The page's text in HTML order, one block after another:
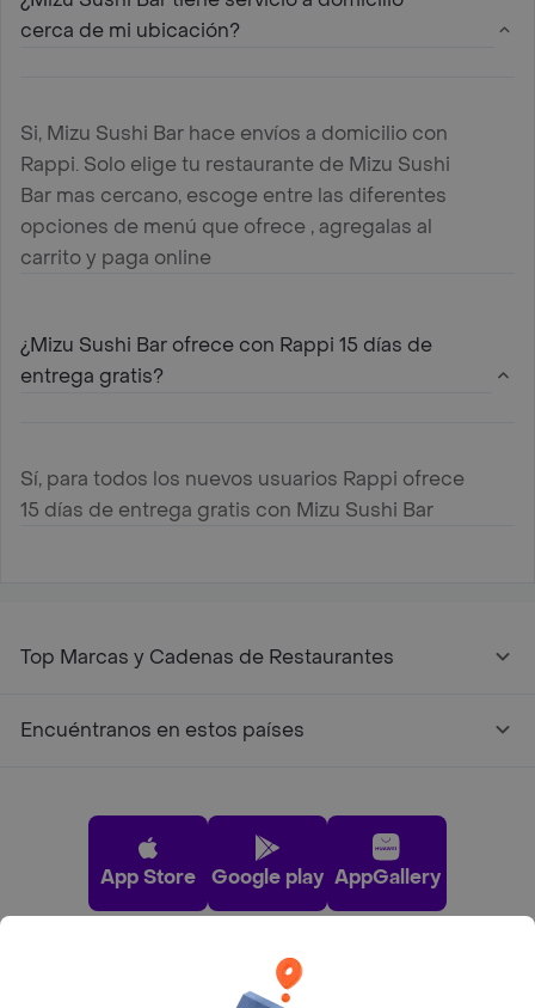
cerca de mi ubicación?
Si, Mizu Sushi Bar hace envíos a domicilio con
Rappi. Solo elige tu restaurante de Mizu Sushi
Bar mas cercano, escoge entre las diferentes
opciones de menú que ofrece , agregalas al
carrito y paga online
¿Mizu Sushi Bar ofrece con Rappi 15 días de
entrega gratis?
Sí, para todos los nuevos usuarios Rappi ofrece
15 días de entrega gratis con Mizu Sushi Bar
Top Marcas y Cadenas de Restaurantes
Encuéntranos en estos países
App Store Google play AppGallery
Pide tu comida favorita cerca de ti